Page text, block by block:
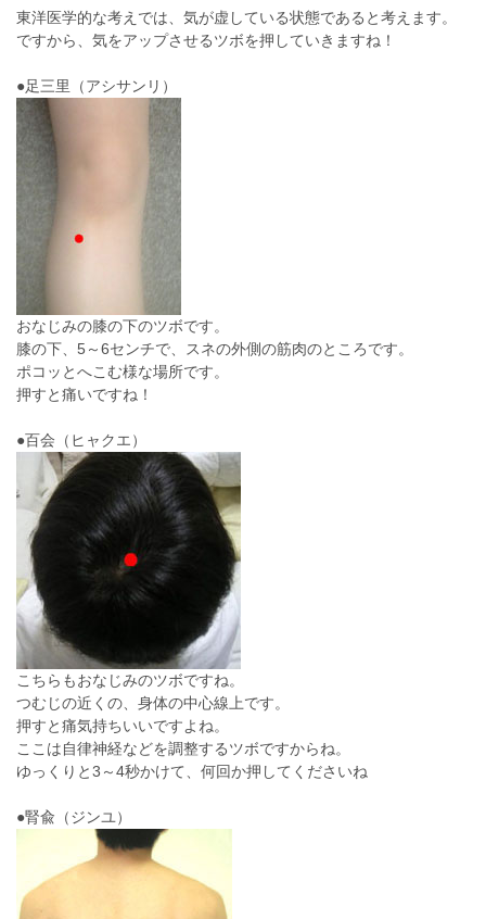
東洋医学的な考えでは、気が虚している状態であると考えます。
ですから、気をアップさせるツボを押していきますね！
●足三里（アシサンリ）
おなじみの膝の下のツボです。
膝の下、5～6センチで、スネの外側の筋肉のところです。
ポコッとへこむ様な場所です。
押すと痛いですね！
●百会（ヒャクエ）
こちらもおなじみのツボですね。
つむじの近くの、身体の中心線上です。
押すと痛気持ちいいですよね。
ここは自律神経などを調整するツボですからね。
ゆっくりと3～4秒かけて、何回か押してくださいね
●腎兪（ジンユ）